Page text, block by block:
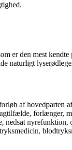
er den mest
naturligt
af hovedparten
nyrefunktion,